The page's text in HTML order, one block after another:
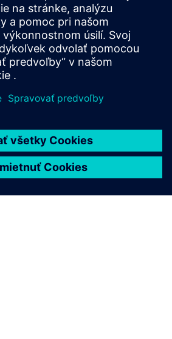
transformácii každodenného dňa